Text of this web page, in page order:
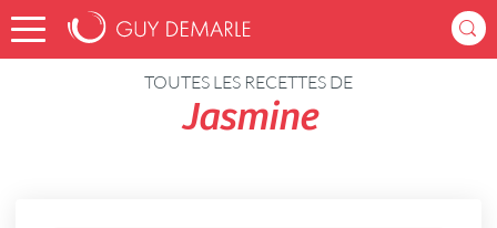
Accueil Recettes
TOUTES LES RECETTES DE
Jasmine